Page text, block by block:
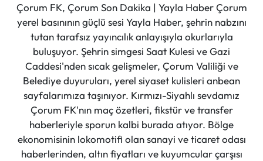
Çorum FK, Çorum Son Dakika | Yayla Haber Çorum
yerel basınının güçlü sesi Yayla Haber, şehrin nabzını
tutan tarafsız yayıncılık anlayışıyla okurlarıyla
buluşuyor. Şehrin simgesi Saat Kulesi ve Gazi
Caddesi'nden sıcak gelişmeler, Çorum Valiliği ve
Belediye duyuruları, yerel siyaset kulisleri anbean
sayfalarımıza taşınıyor. Kırmızı-Siyahlı sevdamız
Çorum FK'nın maç özetleri, fikstür ve transfer
haberleriyle sporun kalbi burada atıyor. Bölge
ekonomisinin lokomotifi olan sanayi ve ticaret odası
haberlerinden, altın fiyatları ve kuyumcular çarşısı